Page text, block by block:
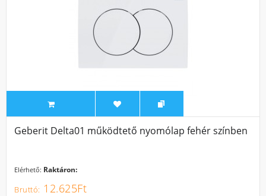
Geberit Delta01 működtető nyomólap fehér színben
Elérhető: Raktáron:
12.625Ft